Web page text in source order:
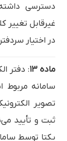
دسترسی
غیرقابل تغییر
در اختیار
ماده ۱۳
: دفتر
سامانه مربوط
تصویر
ثبت و تأیید
یکتا توسط